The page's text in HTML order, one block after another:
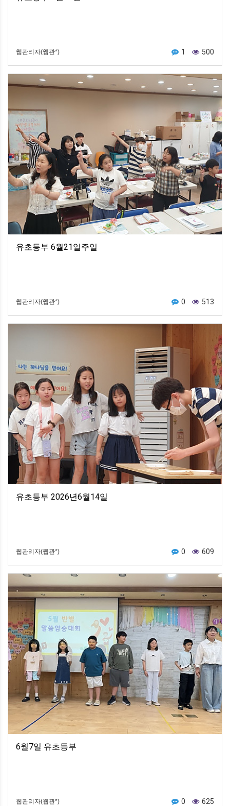
웹관리자(웹관*) 1 500
유초등부 6월21일주일
웹관리자(웹관*) 0 513
유초등부 2026년6월14일
웹관리자(웹관*) 0 609
6월7일 유초등부
웹관리자(웹관*) 0 625